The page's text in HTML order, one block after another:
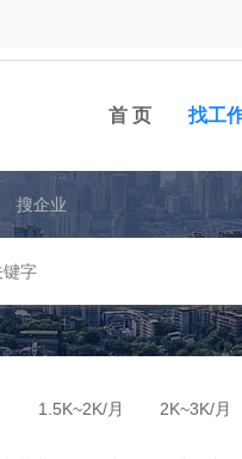
首 页 找工
搜企业
1.5K~2K/月 2K~3K/月